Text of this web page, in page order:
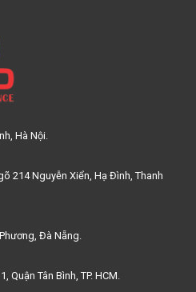
Hà Nội.
214 Nguyễn Xiển, Hạ Đình, Thanh
Đà Nẵng.
Quận Tân Bình, TP. HCM.